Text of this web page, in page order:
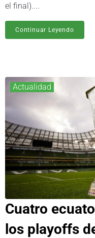
el final)....
Continuar Leyendo
Actualidad
Cuatro
los playoffs